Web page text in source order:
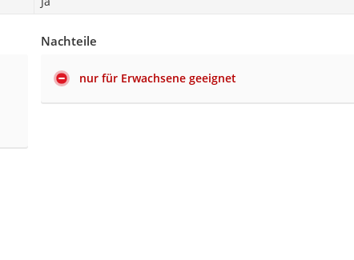
Nachteile
nur für Erwachsene geeignet